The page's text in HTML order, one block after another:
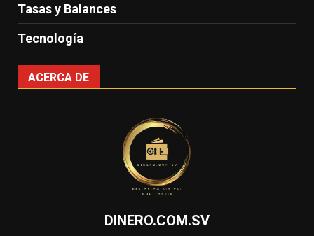
Tasas y Balances
Tecnología
ACERCA DE
DINERO.COM.SV